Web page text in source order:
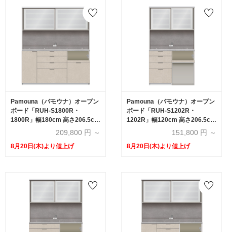
Pamouna（パモウナ）オープン
ボード「RUH-S1800R・
1800R」幅180cm 高さ206.5cm
奥行2サイズ（44.5cm・50cm）
下台引出しタイプ 全4色
209,800 円 ～
8月20日(木)より値上げ
Pamouna（パモウナ）オープン
ボード「RUH-S1202R・
1202R」幅120cm 高さ206.5cm
奥行2サイズ（44.5cm・50cm）
下台オープンタイプ 全4色
151,800 円 ～
8月20日(木)より値上げ